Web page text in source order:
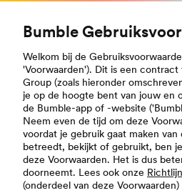
Bumble
Welkom bij de
'Voorwaarden'). Dit is een contract
Group (zoals hieronder
je op de hoogte bent van jouw en
de Bumble-app of -website
Neem even de tijd om deze
voordat je gebruik gaat maken
betreedt, bekijkt of gebruikt, ben
deze Voorwaarden. Het is dus
doorneemt. Lees ook onze
(onderdeel van deze